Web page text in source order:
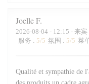
JoelleF
2026-08-04 - 12:15 - 来宾
服务 : 5/5 氛围 : 5/5 菜
Qualité et sympathie de